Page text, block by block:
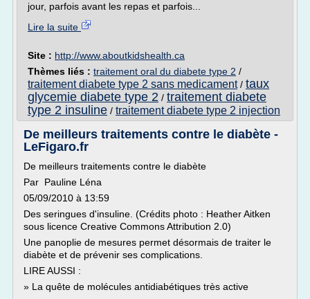
jour, parfois avant les repas et parfois...
Lire la suite
Site : http://www.aboutkidshealth.ca
Thèmes liés : traitement oral du diabete type 2 /
traitement diabete type 2 sans medicament/ taux
glycemie diabete type 2 / traitement diabete
type 2 insuline / traitement diabete type 2 injection
De meilleurs traitements contre le diabète -
LeFigaro.fr
De meilleurs traitements contre le diabète
Par Pauline Léna
05/09/2010 à 13:59
Des seringues d'insuline. (Crédits photo : Heather Aitken
sous licence Creative Commons Attribution 2.0)
Une panoplie de mesures permet désormais de traiter le
diabète et de prévenir ses complications.
LIRE AUSSI :
» La quête de molécules antidiabétiques très active